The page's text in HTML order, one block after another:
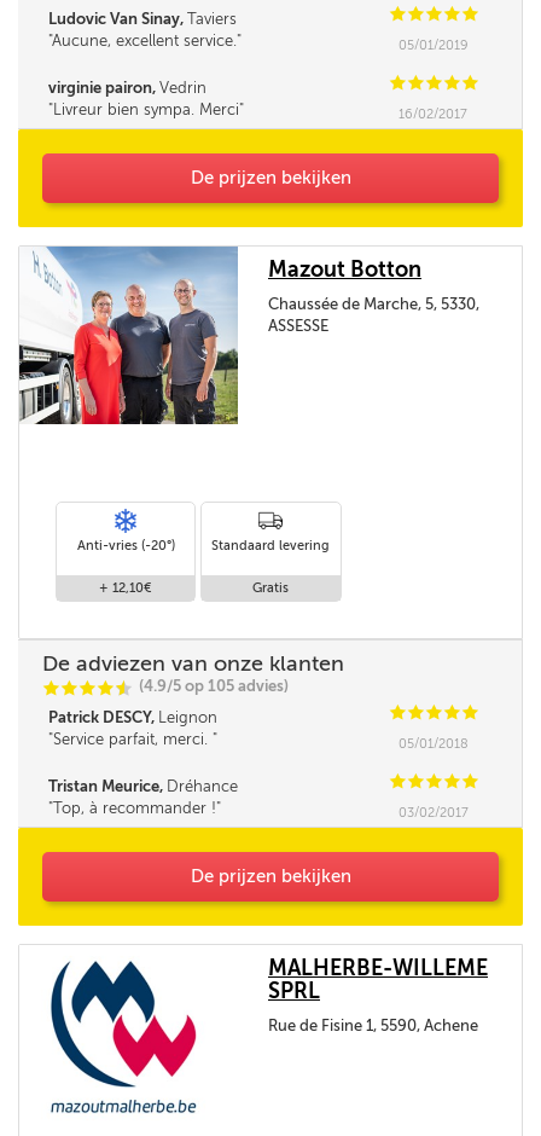
Ludovic Van Sinay, Taviers CCCCC
Aucune, excellent service.
05/01/2019
virginie pairon, Vedrin CCCCC
Livreur bien sympa. Merci
16/02/2017
De prijzen bekijken
Mazout Botton
Chaussée de Marche, 5, 5330,
ASSESSE
Anti-vries (-20°)
+ 12,10€
Standaard levering
Gratis
De adviezen van onze klanten
CCCCi
@ (4.9/5 op 105 advies)
Patrick DESCY, Leignon CCCCC
Service parfait, merci.
05/01/2018
Tristan Meurice, Dréhance CCCCC
Top, à recommander !
03/02/2017
De prijzen bekijken
MALHERBE-WILLEME
SPRL
Rue de Fisine 1, 5590, Achene